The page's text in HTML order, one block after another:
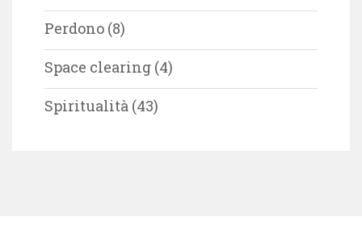
Perdono (8)
Space clearing (4)
Spiritualità (43)